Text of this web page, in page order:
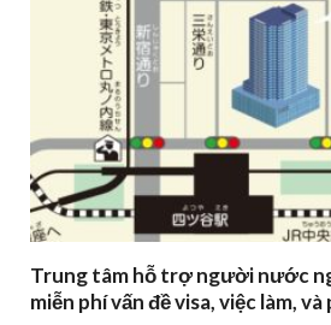
Trung tâm hỗ trợ người nước
miễn phí vấn đề visa, việc làm,